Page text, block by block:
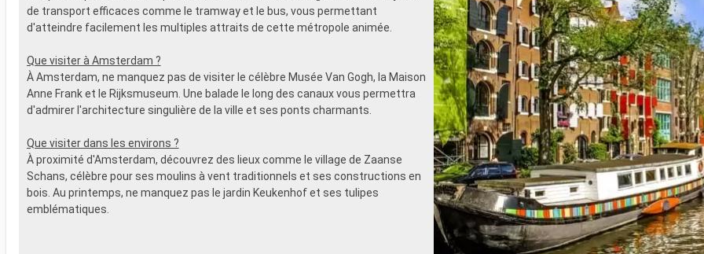
de transport efficaces comme le tramway et le bus, vous permettant
d'atteindre facilement les multiples attraits de cette métropole animée.
Que visiter à Amsterdam ?
À Amsterdam, ne manquez pas de visiter le célèbre Musée Van Gogh, la Maison
Anne Frank et le Rijksmuseum. Une balade le long des canaux vous permettra
d'admirer l'architecture singulière de la ville et ses ponts charmants.
Que visiter dans les environs ?
À proximité d'Amsterdam, découvrez des lieux comme le village de Zaanse
Schans, célèbre pour ses moulins à vent traditionnels et ses constructions en
bois. Au printemps, ne manquez pas le jardin Keukenhof et ses tulipes
emblématiques.